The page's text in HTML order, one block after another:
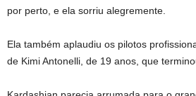
por perto, e ela sorriu alegremente.
Ela também aplaudiu os pilotos
de Kimi Antonelli, de 19 anos, que